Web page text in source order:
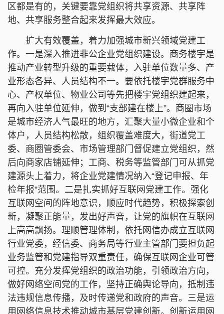
区都是有的，关键要靠党组织将共享资源、共享阵
地、共享服务整合起来发挥最大效应。
扩大有效覆盖，着力加强城市新兴领域党建工
作。一是深入推进非公企业党组织建设。商务楼宇是
推动产业转型升级的重要载体，入驻单位数量多、产
业形态各异、人员结构不一。要依托楼宇党群服务中
心、产权单位、物业公司等先把楼宇党组织建起来，
再向入驻单位延伸，做到“支部建在楼上”。商圈市场
是城市经济人气最旺的地方，汇聚大量小微企业和个
体户，人员结构松散，组织覆盖难度大，街道党工
委、商圈管委会、市场管理部门督促建立党组织，然
后向商家店铺延伸；工商、税务等监管部门可从抓党
建源头上着力，将企业党建情况纳入“登记申报、年
检年报”范围。二是扎实抓好互联网党建工作。强化
互联网空间的阵地意识，顺应时代趋势，积极探索创
新，凝聚正能量，发出好声音，让党的旗帜在互联网
上高高飘扬。理顺管理体制，依托网信办成立互联网
行业党委，经信委、商务局等行业主管部门要担负起
业务监管和党建指导双重责任，确保互联网企业可管
可控。充分发挥党组织的政治功能，引领政治方向，
做好网络空间党的工作，坚持正确舆论导向，抵制违
法违规信息传播，及时传递党和政府的声音。三是运
用网络信息技术推动城市基层党建创新。创新运用网